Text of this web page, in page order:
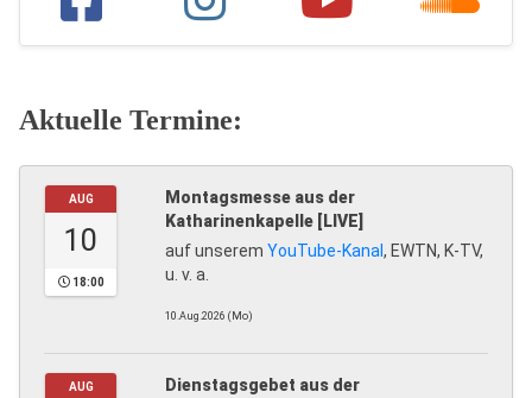
Aktuelle Termine:
AUG
10
18:00
Montagsmesse aus der
Katharinenkapelle [LIVE]
auf unserem YouTube-Kanal, EWTN, K-TV,
u. v. a.
10.Aug.2026 (Mo)
AUG
Dienstagsgebet aus der